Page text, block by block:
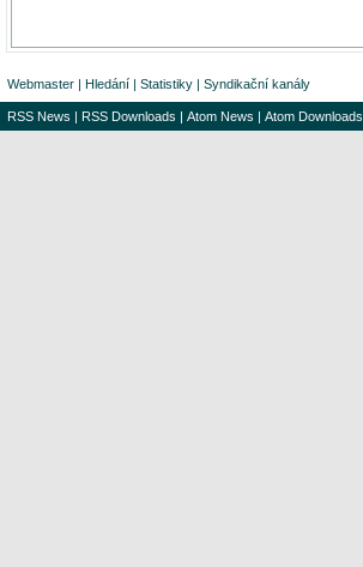
Webmaster | Hledání | Statistiky | Syndikační kanály
RSS News | RSS Downloads | Atom News | Atom Downloads